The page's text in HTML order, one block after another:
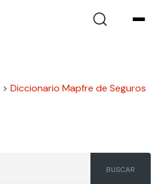
>Diccionario Mapfre de Seguros